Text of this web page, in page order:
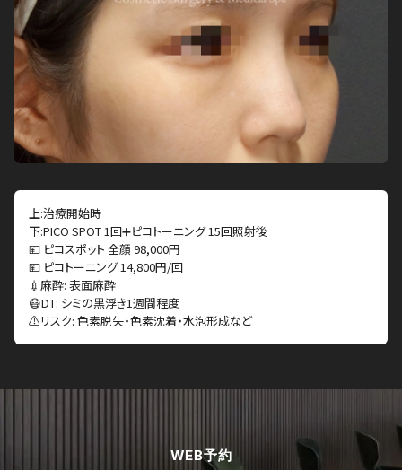
上:治療開始時
下:PICO SPOT 1回➕ピコトーニング 15回照射後
💴 ピコスポット 全顔 98,000円
💴 ピコトーニング 14,800円/回
💉麻酔: 表面麻酔
😷DT: シミの黒浮き1週間程度
⚠️リスク: 色素脱失・色素沈着・水泡形成など
WEB予約